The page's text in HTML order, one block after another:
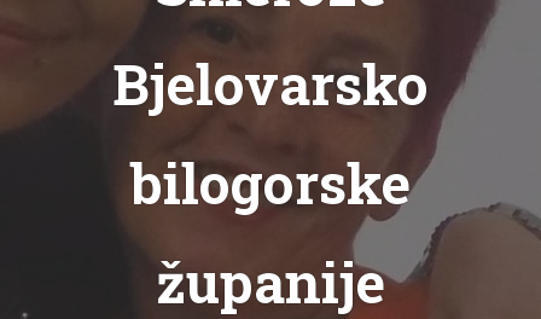
Bjelovarsko
bilogorske
županije